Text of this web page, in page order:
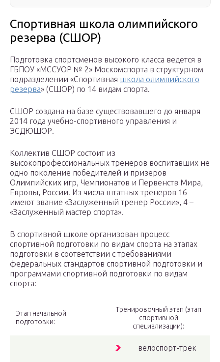
Спортивная школа олимпийского
резерва (СШОР)
Подготовка спортсменов высокого класса ведется в
ГБПОУ «МССУОР № 2» Москомспорта в структурном
подразделении «Спортивная школа олимпийского
резерва» (СШОР) по 14 видам спорта.
СШОР создана на базе существовавшего до января
2014 года учебно-спортивного управления и
ЭСДЮШОР.
Коллектив СШОР состоит из
высокопрофессиональных тренеров воспитавших не
одно поколение победителей и призеров
Олимпийских игр, Чемпионатов и Первенств Мира,
Европы, России. Из числа штатных тренеров 16
имеют звание «Заслуженный тренер России», 4 –
«Заслуженный мастер спорта».
В спортивной школе организован процесс
спортивной подготовки по видам спорта на этапах
подготовки в соответствии с требованиями
федеральных стандартов спортивной подготовки и
программами спортивной подготовки по видам
спорта:
Этап начальной
подготовки:
Тренировочный этап (этап
спортивной
специализации):
велоспорт-трек